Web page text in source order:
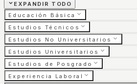
EXPANDIR TODO
Educación Básica
Estudios Técnicos
Estudios No Universitarios
Estudios Universitarios
Estudios de Posgrado
Experiencia Laboral